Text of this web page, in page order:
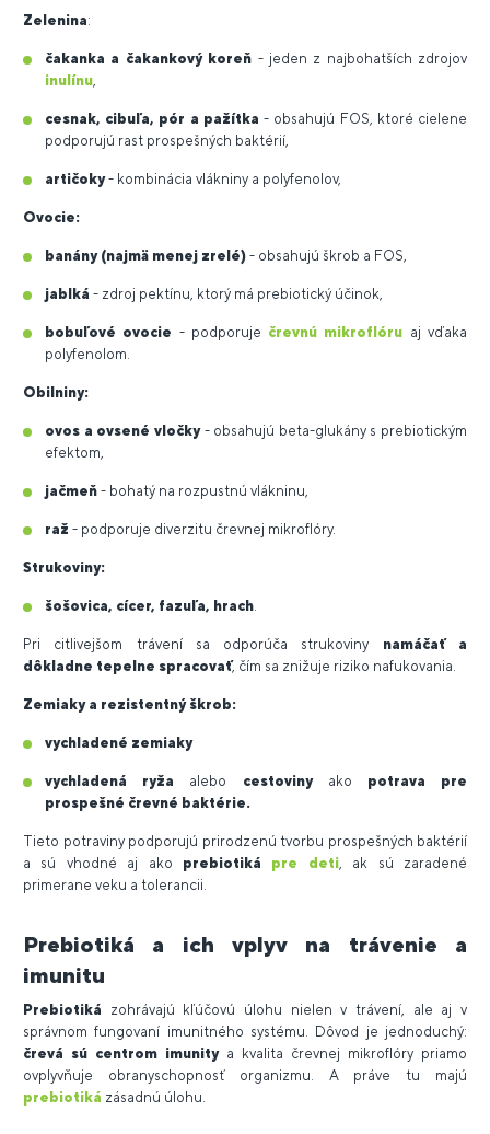
Zelenina:
čakanka a čakankový koreň - jeden z najbohatších zdrojov
inulínu,
cesnak, cibuľa, pór a pažítka - obsahujú FOS, ktoré cielene
podporujú rast prospešných baktérií,
artičoky- kombinácia vlákniny a polyfenolov,
Ovocie:
banány (najmä menej zrelé) - obsahujú škrob a FOS,
jablká - zdroj pektínu, ktorý má prebiotický účinok,
bobuľové ovocie - podporuje črevnú mikroflóru aj vďaka
polyfenolom.
Obilniny:
ovos a ovsené vločky- obsahujú beta-glukány s prebiotickým
efektom,
jačmeň - bohatý na rozpustnú vlákninu,
raž - podporuje diverzitu črevnej mikroflóry.
Strukoviny:
šošovica, cícer, fazuľa, hrach.
Pri citlivejšom trávení sa odporúča strukoviny namáčať a
dôkladne tepelne spracovať, čím sa znižuje riziko nafukovania.
Zemiaky a rezistentný škrob:
vychladené zemiaky
vychladená ryža alebo cestoviny ako potrava pre
prospešné črevné baktérie.
Tieto potraviny podporujú prirodzenú tvorbu prospešných baktérií
a sú vhodné aj ako prebiotiká pre deti, ak sú zaradené
primerane veku a tolerancii.
Prebiotiká a ich vplyv na trávenie a
imunitu
Prebiotiká zohrávajú kľúčovú úlohu nielen v trávení, ale aj v
správnom fungovaní imunitného systému. Dôvod je jednoduchý:
črevá sú centrom imunitya kvalita črevnej mikroflóry priamo
ovplyvňuje obranyschopnosť organizmu. A práve tu majú
prebiotiká zásadnú úlohu.